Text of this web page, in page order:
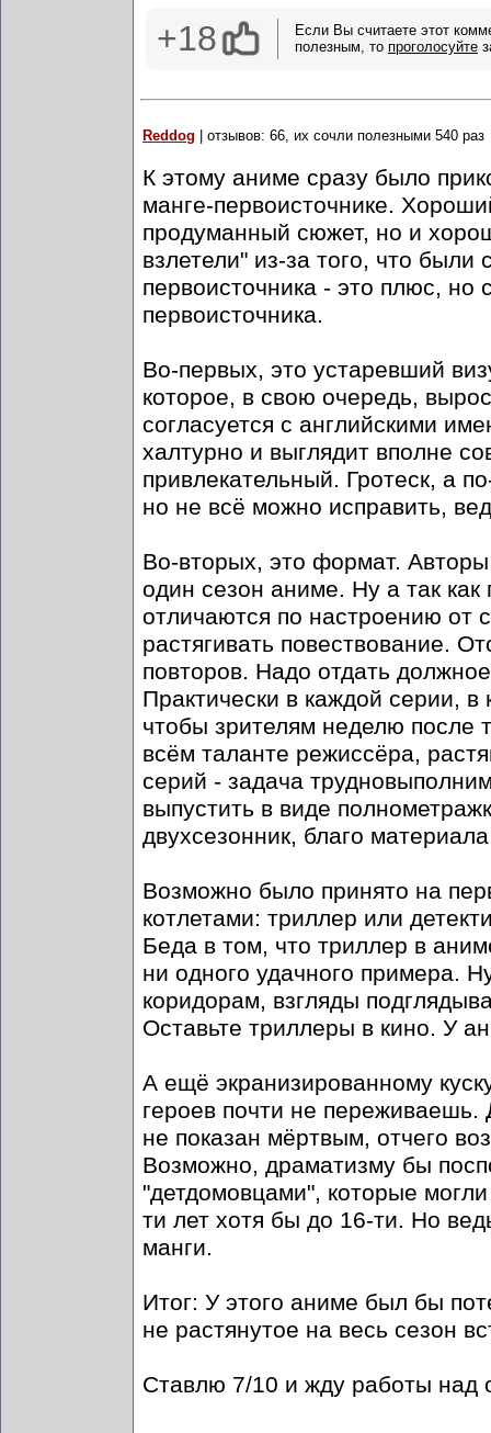
+18
Если Вы считаете этот
полезным, то проголосуйте
Reddog | отзывов: 66, их сочли полезными 540 раз
К этому аниме сразу было
манге-первоисточнике.
продуманный сюжет, но и
взлетели" из-за того, что
первоисточника - это плюс,
первоисточника.
Во-первых, это устаревший
которое, в свою очередь,
согласуется с английскими
халтурно и выглядит вполне
привлекательный. Гротеск, а
но не всё можно исправить,
Во-вторых, это формат.
один сезон аниме. Ну а так
отличаются по настроению от
растягивать повествование.
повторов. Надо отдать
Практически в каждой серии,
чтобы зрителям неделю после
всём таланте режиссёра,
серий - задача
выпустить в виде
двухсезонник, благо
Возможно было принято на
котлетами: триллер или
Беда в том, что триллер в
ни одного удачного примера.
коридорам, взгляды
Оставьте триллеры в кино. У
А ещё экранизированному
героев почти не
не показан мёртвым, отчего
Возможно, драматизму бы
"детдомовцами", которые
ти лет хотя бы до 16-ти. Но
манги.
Итог: У этого аниме был бы
не растянутое на весь сезон
Ставлю 7/10 и жду работы над